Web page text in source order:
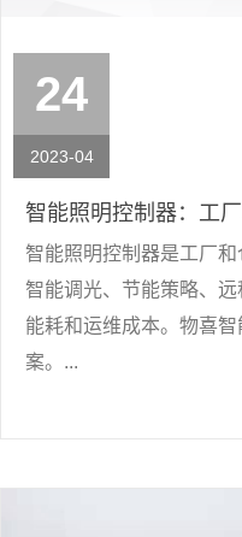
24
2023-04
智能照明控制器：工
智能照明控制器是工厂
智能调光、节能策略、
能耗和运维成本。物喜
案。...